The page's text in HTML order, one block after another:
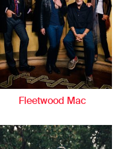
Fleetwood Mac